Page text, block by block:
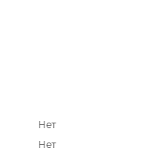
Нет
Нет